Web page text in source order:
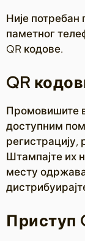
Није
паметног
QR кодове.
QR
Промовишите
доступним
регистрацију,
Штампајте их
месту
Приступ